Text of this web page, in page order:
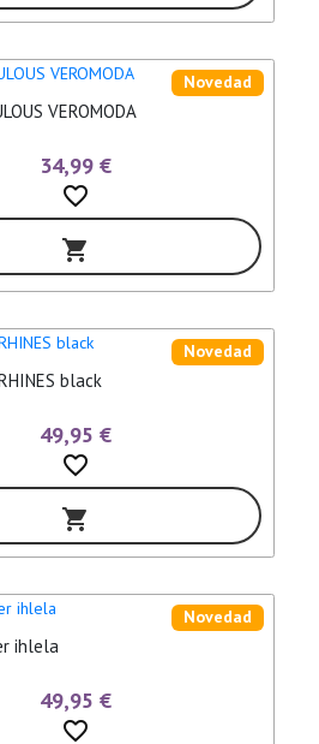
VEROMODA
Novedad
34,99 €
favorite_border
shopping_cart
black
Novedad
49,95 €
favorite_border
shopping_cart
Sudadera Aimer ihlela
Novedad
49,95 €
favorite_border